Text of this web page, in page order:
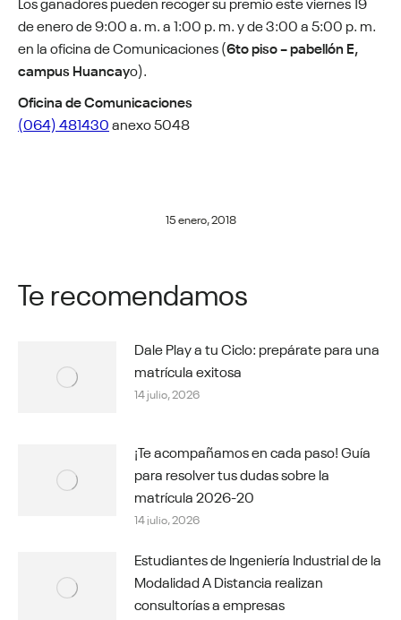
de enero de 9:00 a. m. a 1:00 p. m. y de 3:00 a 5:00 p. m.
en la oficina de Comunicaciones (6to piso – pabellón E,
campus Huancayo).
Oficina de Comunicaciones
(064) 481430anexo 5048
15 enero, 2018
Te recomendamos
Dale Play a tu Ciclo: prepárate para una
matrícula exitosa
14 julio, 2026
¡Te acompañamos en cada paso! Guía
para resolver tus dudas sobre la
matrícula 2026-20
14 julio, 2026
Estudiantes de Ingeniería Industrial de la
Modalidad A Distancia realizan
consultorías a empresas